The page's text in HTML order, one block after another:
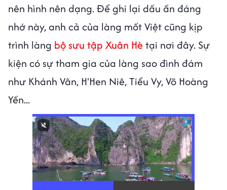
nên hình nên dạng. Để ghi lại dấu ấn đáng
nhớ này, anh cả của làng mốt Việt cũng kịp
trình làng bộ sưu tập Xuân Hètại nơi đây. Sự
kiện có sự tham gia của làng sao đình đám
như Khánh Vân, H'Hen Niê, Tiểu Vy, Võ Hoàng
Yến...